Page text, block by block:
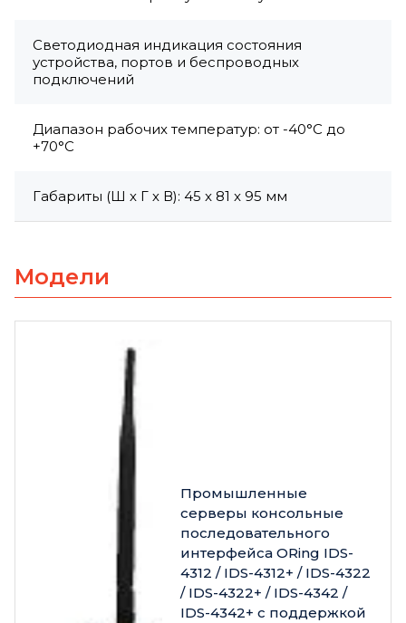
Светодиодная индикация состояния
устройства, портов и беспроводных
подключений
Диапазон рабочих температур: от -40°С до
+70°С
Габариты (Ш х Г х В): 45 x 81 x 95 мм
Модели
Промышленные
серверы консольные
последовательного
интерфейса ORing IDS-
4312 / IDS-4312+ / IDS-4322
/ IDS-4322+ / IDS-4342 /
IDS-4342+ с поддержкой